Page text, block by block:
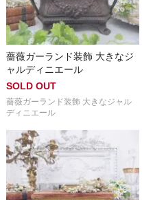
薔薇ガーランド装飾 大きなジ
ャルディニエール
SOLD OUT
薔薇ガーランド装飾 大きなジャル
ディニエール